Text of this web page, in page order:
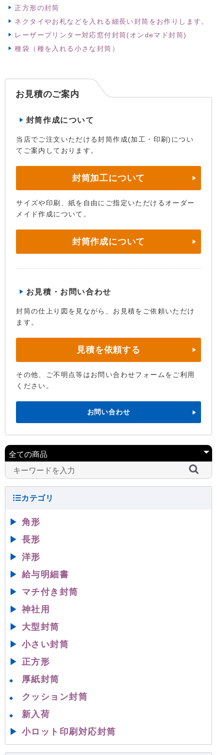
正方形の封筒
ネクタイやお札などを入れる細長い封筒をお作りします。
レーザープリンター対応窓付封筒(オンdeマド封筒)
種袋（種を入れる小さな封筒）
お見積のご案内
封筒作成について
当店でご注文いただける封筒作成(加工・印刷)につい
てご案内しております。
封筒加工について
サイズや印刷、紙を自由にご指定いただけるオーダー
メイド作成について。
封筒作成について
お見積・お問い合わせ
封筒の仕上り図を見ながら、お見積をご依頼いただけ
ます。
見積を依頼する
その他、ご不明点等はお問い合わせフォームをご利用
ください。
お問い合わせ
▶ 角形
▶ 長形
▶ 洋形
▶ 給与明細書
▶ マチ付き封筒
▶ 神社用
▶ 大型封筒
▶ 小さい封筒
▶ 正方形
◆ 厚紙封筒
◆ クッション封筒
◆
新入荷
▶ 小ロット印刷対応封筒